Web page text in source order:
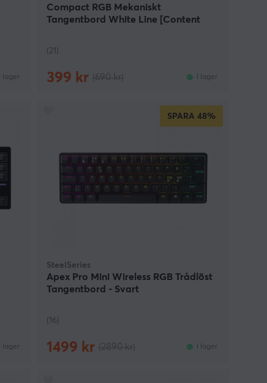
I lager
Compact RGB Mekaniskt
Tangentbord White Line [Content
(21)
399 kr I lager
I lager
SPARA 48%
SteelSeries
Apex Pro Mini Wireless RGB Trådlöst
Tangentbord - Svart
(16)
1499 kr I lager